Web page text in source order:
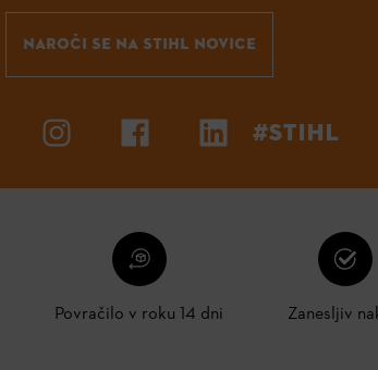
NAROČI SE NA STIHL NOVICE
#STIHL
Povračilo v roku 14 dni Zanesljiv